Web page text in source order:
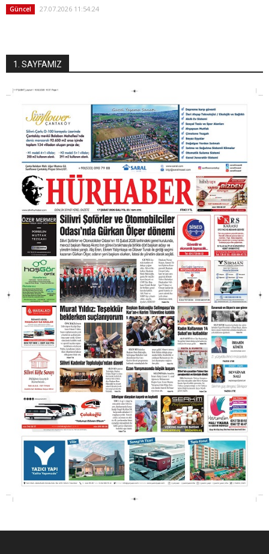
Güncel 27.07.2026 11:54:24
1. SAYFAMIZ